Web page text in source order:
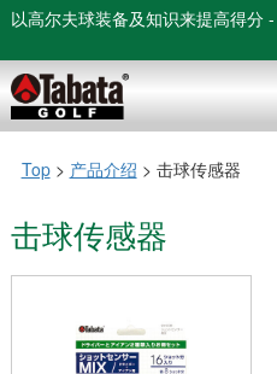
以高尔夫球装备及知识来提高得分
Top> 产品介绍 > 击球传感器
击球传感器